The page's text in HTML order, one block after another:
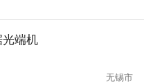
端机
无锡市